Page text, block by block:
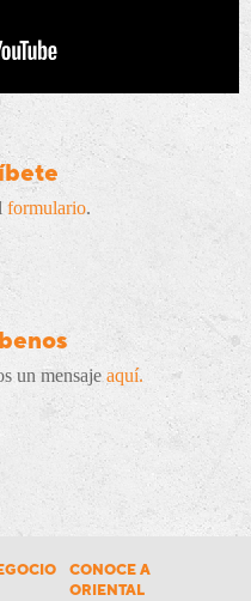
formulario.
un mensaje aquí.
CONOCE A
ORIENTAL